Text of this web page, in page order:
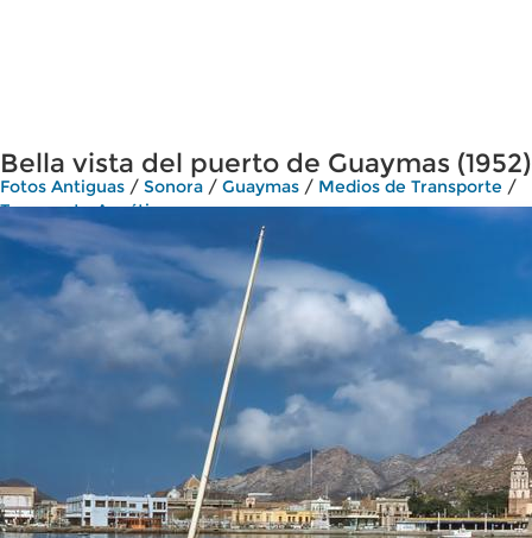
Bella vista del puerto de Guaymas (1952)
Fotos Antiguas / Sonora / Guaymas / Medios de Transporte /
Transporte Acuático